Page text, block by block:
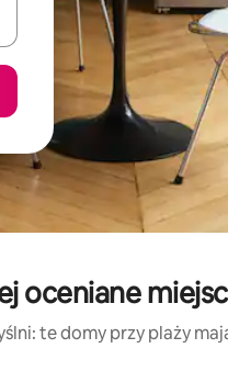
oceniane
te domy przy plaży